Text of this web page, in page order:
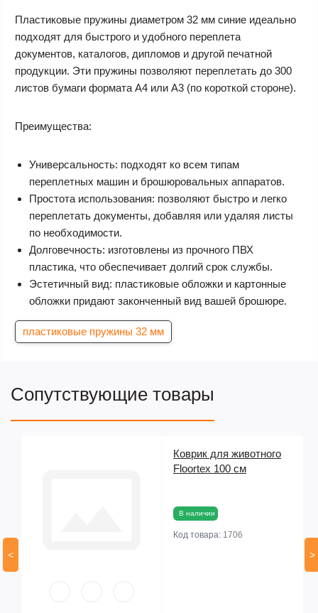
Пластиковые пружины диаметром 32 мм синие идеально
подходят для быстрого и удобного переплета
документов, каталогов, дипломов и другой печатной
продукции. Эти пружины позволяют переплетать до 300
листов бумаги формата А4 или А3 (по короткой стороне).
Преимущества:
Универсальность: подходят ко всем типам
переплетных машин и брошюровальных аппаратов.
Простота использования: позволяют быстро и легко
переплетать документы, добавляя или удаляя листы
по необходимости.
Долговечность: изготовлены из прочного ПВХ
пластика, что обеспечивает долгий срок службы.
Эстетичный вид: пластиковые обложки и картонные
обложки придают законченный вид вашей брошюре.
пластиковые пружины 32 мм
Сопутствующие товары
<
Коврик для животного
Floortex 100 см
В наличии
Код товара: 1706
>